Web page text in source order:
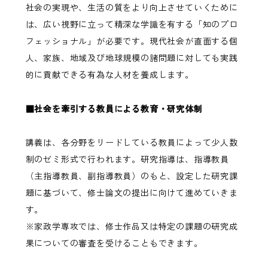
社会の実現や、生活の質をより向上させていくために
は、広い視野に立って精深な学識を有する「知のプロ
フェッショナル」が必要です。現代社会が直面する個
人、家族、地域及び地球規模の諸問題に対しても実践
的に貢献できる有為な人材を養成します。
■社会を牽引する教員による教育・研究体制
講義は、各分野をリードしている教員によって少人数
制のゼミ形式で行われます。研究指導は、指導教員
（主指導教員、副指導教員）のもと、設定した研究課
題に基づいて、修士論文の提出に向けて進めていきま
す。
※家政学専攻では、修士作品又は特定の課題の研究成
果についての審査を受けることもできます。